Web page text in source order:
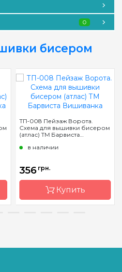
0
бисером
ТП-008 Пейзаж Ворота.
Схема для вышивки бисером
(атлас) ТМ Барвиста
в наличии
356 грн.
Купить